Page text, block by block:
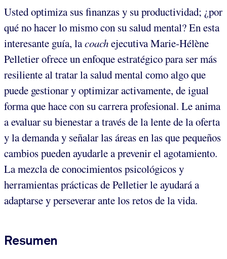
Usted optimiza sus finanzas y su productividad; ¿por
qué no hacer lo mismo con su salud mental? En esta
interesante guía, lacoachejecutiva Marie-Hélène
Pelletier ofrece un enfoque estratégico para ser más
resiliente al tratar la salud mental como algo que
puede gestionar y optimizar activamente, de igual
forma que hace con su carrera profesional. Le anima
a evaluar su bienestar a través de la lente de la oferta
y la demanda y señalar las áreas en las que pequeños
cambios pueden ayudarle a prevenir el agotamiento.
La mezcla de conocimientos psicológicos y
herramientas prácticas de Pelletier le ayudará a
adaptarse y perseverar ante los retos de la vida.
Resumen